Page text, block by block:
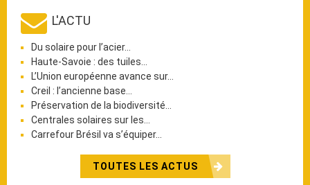
L'ACTU
Du solaire pour l’acier…
Haute-Savoie : des tuiles…
L’Union européenne avance sur…
Creil : l’ancienne base…
Préservation de la biodiversité…
Centrales solaires sur les…
Carrefour Brésil va s’équiper…
TOUTES LES ACTUS